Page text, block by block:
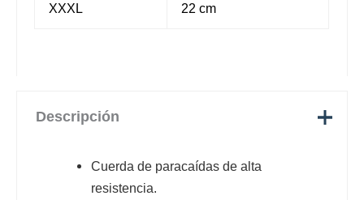
XXXL 22 cm
Descripción
Cuerda de paracaídas de alta
resistencia.